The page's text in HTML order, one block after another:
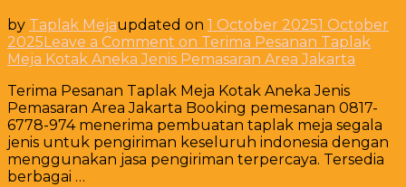
by Taplak Mejaupdated on 1 October 20251 October
2025Leave a Comment on Terima Pesanan Taplak
Meja Kotak Aneka Jenis Pemasaran Area Jakarta
Terima Pesanan Taplak Meja Kotak Aneka Jenis
Pemasaran Area Jakarta Booking pemesanan 0817-
6778-974 menerima pembuatan taplak meja segala
jenis untuk pengiriman keseluruh indonesia dengan
menggunakan jasa pengiriman terpercaya. Tersedia
berbagai …